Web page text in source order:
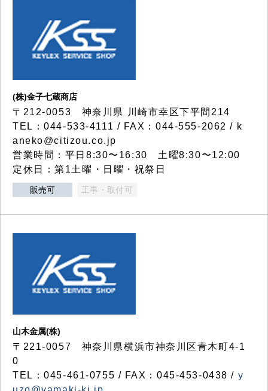
(株)金子七蔵商店
〒212-0053 神奈川県 川崎市幸区下平間214
TEL：044-533-4111 / FAX：044-555-2062 / k
aneko@citizou.co.jp
営業時間：平日8:30〜16:30 土曜8:30〜12:00
定休日：第1土曜・日曜・祝祭日
販売可 工事・取付可
山木金属(株)
〒221-0057 神奈川県横浜市神奈川区青木町4-1
0
TEL：045-461-0755 / FAX：045-453-0438 / y